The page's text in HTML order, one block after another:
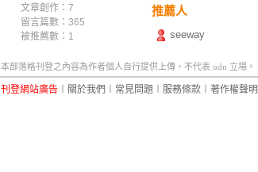
文章創作：7
留言篇數：365
被推薦數： 1
推薦人
seeway
本部落格刊登之內容為作者個人自行提供上傳，不代表 udn 立場。
刊登網站廣告 關於我們 常見問題 服務條款 著作權聲明